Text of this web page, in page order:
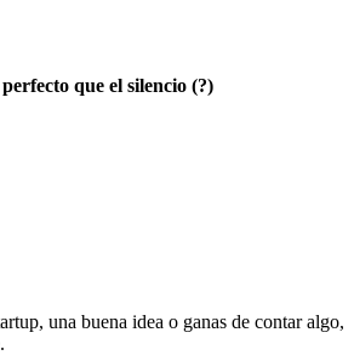
que el silencio (?)
una buena idea o ganas de contar algo,